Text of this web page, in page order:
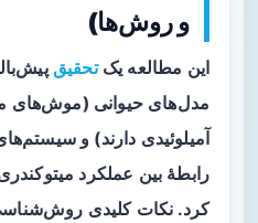
و روش‌ها)
این مطالعه یکتحقیق
مدل‌های حیوانی (موش‌های
آمیلوئیدی دارند) و
کرد. نکات کلیدی